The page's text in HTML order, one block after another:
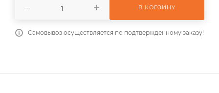
В КОРЗИНУ
Самовывоз осуществляется по подтвержденному заказу!